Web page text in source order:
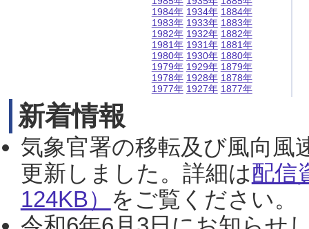
1984年
1983年
1982年
1981年
1980年
1979年
1978年
1977年
1934年
1933年
1932年
1931年
1930年
1929年
1928年
1927年
1884年
1883年
1882年
1881年
1880年
1879年
1878年
1877年
新着情報
気象官署の移転及び風向風
更新しました。詳細は配信
124KB） をご覧ください。